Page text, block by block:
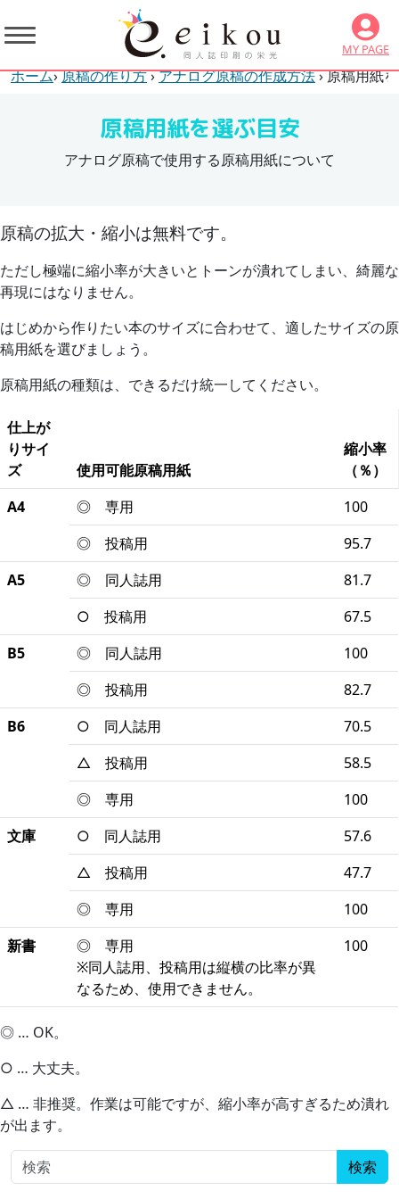
MY PAGE
ホーム›原稿の作り方›アナログ原稿の作成方法› 原稿用紙
原稿用紙を選ぶ目安
アナログ原稿で使用する原稿用紙について
原稿の拡大・縮小は無料です。
ただし極端に縮小率が大きいとトーンが潰れてしまい、綺麗な
再現にはなりません。
はじめから作りたい本のサイズに合わせて、適したサイズの原
稿用紙を選びましょう。
原稿用紙の種類は、できるだけ統一してください。
仕上が
りサイ
ズ
使用可能原稿用紙
縮小率
（％）
A4
◎ 専用
100
◎ 投稿用
95.7
A5
◎ 同人誌用
81.7
○ 投稿用
67.5
B5
◎ 同人誌用
100
◎ 投稿用
82.7
B6
○ 同人誌用
70.5
△ 投稿用
58.5
◎ 専用
100
文庫
○ 同人誌用
57.6
△ 投稿用
47.7
◎ 専用
100
新書
◎ 専用
※同人誌用、投稿用は縦横の比率が異
なるため、使用できません。
100
◎ … OK。
○ … 大丈夫。
△ … 非推奨。作業は可能ですが、縮小率が高すぎるため潰れ
が出ます。
検索